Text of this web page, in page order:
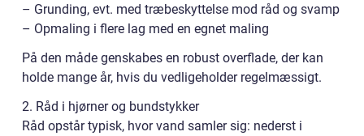
– Grunding, evt. med træbeskyttelse mod råd og svamp
– Opmaling i flere lag med en egnet maling
På den måde genskabes en robust overflade, der kan
holde mange år, hvis du vedligeholder regelmæssigt.
2. Råd i hjørner og bundstykker
Råd opstår typisk, hvor vand samler sig: nederst i